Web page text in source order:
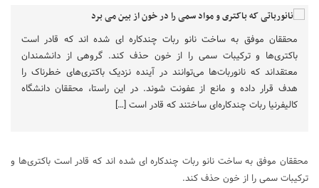
محققان موفق به ساخت نانو ربات چندکاره ای شده اند که قادر است
باکتری‌ها و ترکیبات سمی را از خون حذف کند. گروهی از دانشمندان
معتقداند که نانوربات‌ها می‌توانند در آینده نزدیک باکتری‌های خطرناک را
هدف قرار داده و مانع از عفونت شوند. در این راستا، محققان دانشگاه
کالیفرنیا ربات چندکاره‌ای ساختند که قادر است […]
محققان موفق به ساخت نانو ربات چندکاره ای شده اند که قادر است باکتری‌ها و
ترکیبات سمی را از خون حذف کند.